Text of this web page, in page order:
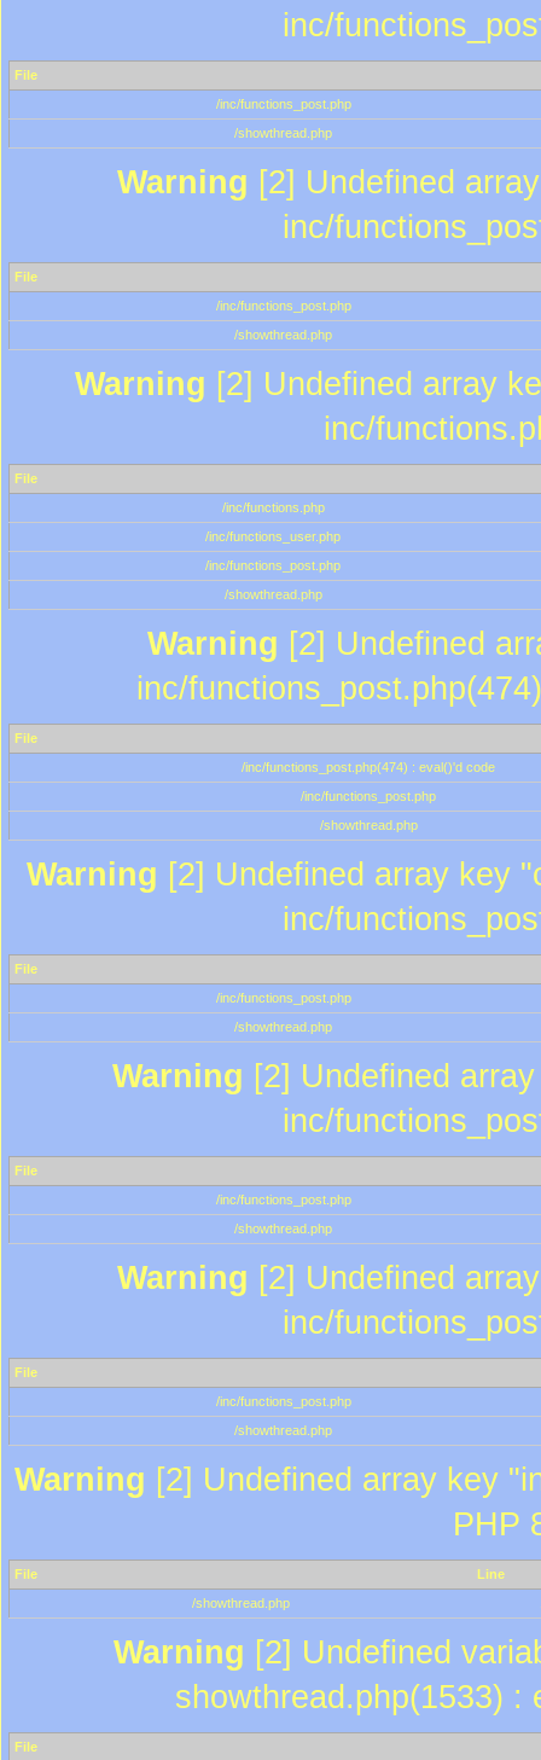
inc/
File
/inc/functions_post.php
/showthread.php
Warning [2] Undefined
inc/
File
/inc/functions_post.php
/showthread.php
Warning [2] Undefined array
inc/
File
/inc/functions.php
/inc/functions_user.php
/inc/functions_post.php
/showthread.php
Warning [2] Undefined
inc/
File
/inc/functions_post.php(474) : eval()'d code
/inc/functions_post.php
/showthread.php
Warning [2] Undefined array key
inc/
File
/inc/functions_post.php
/showthread.php
Warning [2] Undefined
inc/
File
/inc/functions_post.php
/showthread.php
Warning [2] Undefined
inc/
File
/inc/functions_post.php
/showthread.php
Warning [2] Undefined array key
PHP
File
Line
/showthread.php
Warning [2] Undefined
showthread.php(1533) :
File